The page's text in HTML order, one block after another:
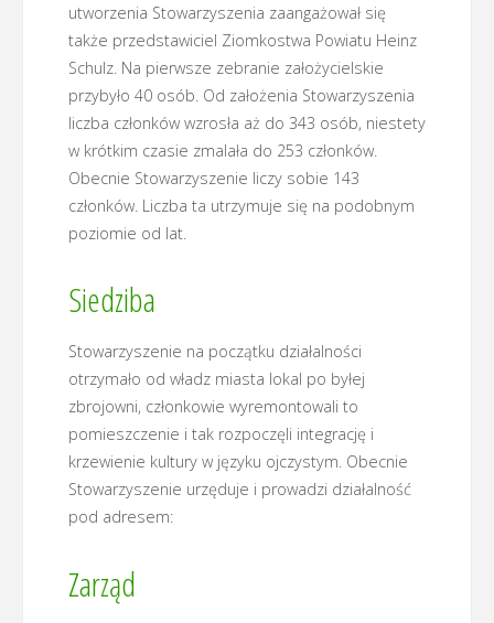
utworzenia Stowarzyszenia zaangażował się
także przedstawiciel Ziomkostwa Powiatu Heinz
Schulz. Na pierwsze zebranie założycielskie
przybyło 40 osób. Od założenia Stowarzyszenia
liczba członków wzrosła aż do 343 osób, niestety
w krótkim czasie zmalała do 253 członków.
Obecnie Stowarzyszenie liczy sobie 143
członków. Liczba ta utrzymuje się na podobnym
poziomie od lat.
Siedziba
Stowarzyszenie na początku działalności
otrzymało od władz miasta lokal po byłej
zbrojowni, członkowie wyremontowali to
pomieszczenie i tak rozpoczęli integrację i
krzewienie kultury w języku ojczystym. Obecnie
Stowarzyszenie urzęduje i prowadzi działalność
pod adresem:
Zarząd